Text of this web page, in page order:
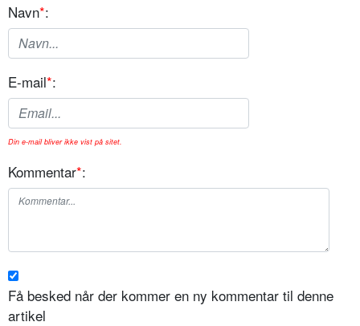
Navn*:
E-mail*:
Din e-mail bliver ikke vist på sitet.
Kommentar*:
Få besked når der kommer en ny kommentar til denne
artikel